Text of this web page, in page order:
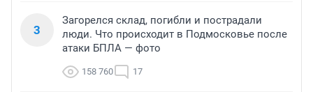
3
Загорелся склад, погибли и пострадали
люди. Что происходит в Подмосковье после
атаки БПЛА — фото
158 760 17